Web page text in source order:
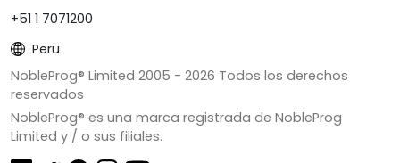
+51 1 7071200
Peru
NobleProg® Limited 2005 - 2026 Todos los derechos
reservados
NobleProg® es una marca registrada de NobleProg
Limited y / o sus filiales.